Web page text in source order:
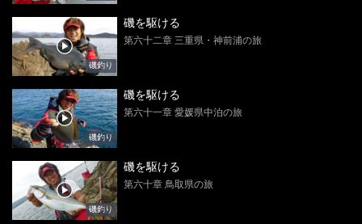
磯釣り
磯を駆ける
第六十二章 三重県・神前浦の旅
磯釣り
磯を駆ける
第六十一章 愛媛県中泊の旅
磯釣り
磯を駆ける
第六十章 鳥取県の旅